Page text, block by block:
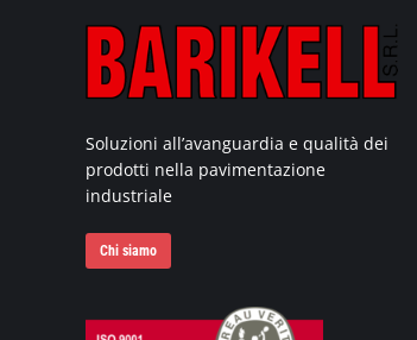
Soluzioni all’avanguardia e qualità dei
prodotti nella pavimentazione
industriale
Chi siamo